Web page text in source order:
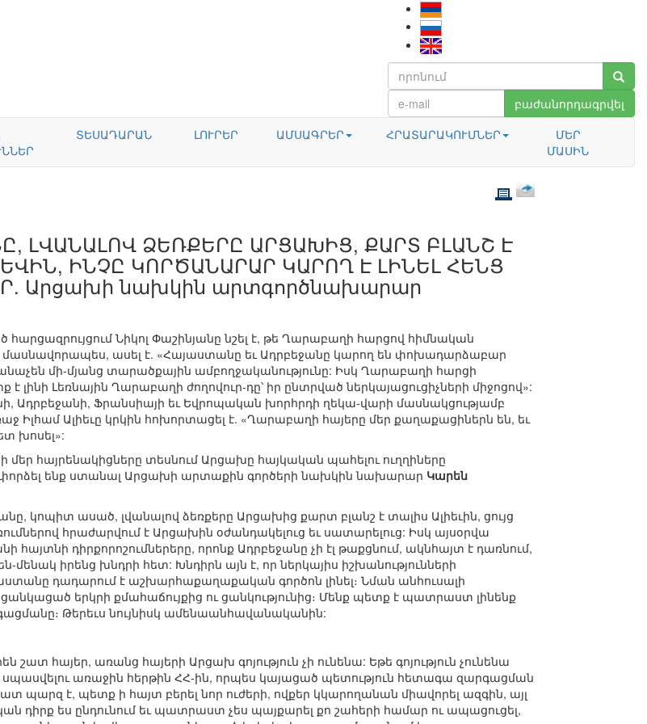
բաժանորդագրվել
ՏԵՍԱԴԱՐԱՆ ԼՈՒՐԵՐ ԱՄՍԱԳՐԵՐ ՀՐԱՏԱՐԱԿՈՒՄՆԵՐ
ՄԵՐ
ՄԱՍԻՆ
ԼՎԱՆԱԼՈՎ ՁԵՌՔԵՐԸ ԱՐՑԱԽԻՑ, ՔԱՐՏ ԲԼԱՆՇ Է
ԻՆՉԸ ԿՈՐԾԱՆԱՐԱՐ ԿԱՐՈՂ Է ԼԻՆԵԼ ՀԵՆՑ
Արցախի նախկին արտգործնախարար
Նիկոլ Փաշինյանը նշել է, թե Ղարաբաղի հարցով հիմնական
ասել է. «Հայաստանը եւ Ադրբեջանը կարող են փոխադարձաբար
մի-մյանց տարածքային ամբողջականությունը: Իսկ Ղարաբաղի հարցի
Լեռնային Ղարաբաղի ժողովուր-դը՝ իր ընտրված ներկայացուցիչների միջոցով»:
Ադրբեջանի, Ֆրանսիայի եւ Եվրոպական խորհրդի ղեկա-վարի մասնակցությամբ
Իլհամ Ալիեւը կրկին հոխորտացել է. «Ղարաբաղի հայերը մեր քաղաքացիներն են, եւ
խոսել»:
մեր հայրենակիցները տեսնում Արցախը հայկական պահելու ուղղիները
ենք ստանալ Արցախի արտաքին գործերի նախկին նախարար Կարեն
կոպիտ ասած, լվանալով ձեռքերը Արցախից քարտ բլանշ է տալիս Ալիեւին, ցույց
հրաժարվում է Արցախին օժանդակելուց եւ սատարելուց: Իսկ այսօրվա
հայտնի դիրքորոշումներերը, որոնք Ադրբեջանը չի էլ թաքցնում, ակնհայտ է դառնում,
իրենց խնդրի հետ: Խնդիրն այն է, որ ներկայիս իշխանությունների
դադարում է աշխարհաքաղաքական գործոն լինել։ Նման անհուսալի
երկրի քմահաճույքից ու ցանկությունից։ Մենք պետք է պատրաստ լինենք
Թերեւս նույնիսկ ամենաանհավանականին:
հայեր, առանց հայերի Արցախ գոյություն չի ունենա: Եթե գոյություն չունենա
առաջին հերթին ՀՀ-ին, որպես կայացած պետություն հետագա զարգացման
պարզ է, պետք ի հայտ բերել նոր ուժերի, ովքեր կկարողանան միավորել ազգին, այլ
դիրք ես ընդունում եւ պատրաստ չես պայքարել քո շահերի համար ու ապացուցել,